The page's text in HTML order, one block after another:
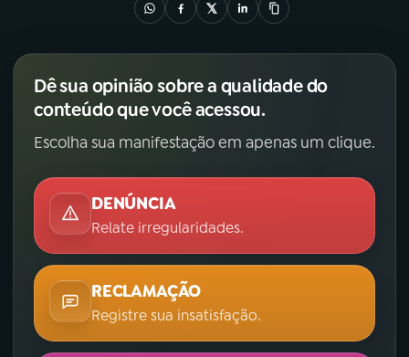
Dê sua opinião sobre a qualidade do
conteúdo que você acessou.
Escolha sua manifestação em apenas um clique.
DENÚNCIA
Relate irregularidades.
RECLAMAÇÃO
Registre sua insatisfação.